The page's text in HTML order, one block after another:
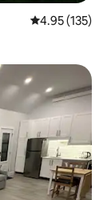
Rating medju
4.95 (135)